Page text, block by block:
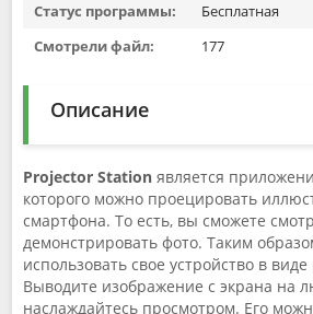
Статус программы:
Бесплатная
Смотрели файл:
177
Описание
Projector Station является
которого можно проецировать
смартфона. То есть, вы сможете
демонстрировать фото. Таким
использовать свое устройство в
Выводите изображение с экрана на
наслаждайтесь просмотром. Его